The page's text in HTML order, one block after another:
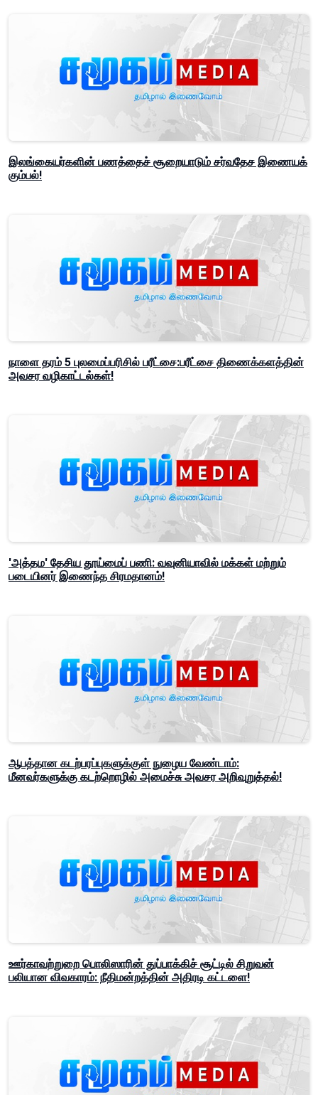
இலங்கையர்களின் பணத்தைச் சூறையாடும் சர்வதேச இணையக்
கும்பல்!
நாளை தரம் 5 புலமைப்பரிசில் பரீட்சை:பரீட்சை திணைக்களத்தின்
அவசர வழிகாட்டல்கள்!
'அத்தம' தேசிய தூய்மைப் பணி: வவுனியாவில் மக்கள் மற்றும்
படையினர் இணைந்த சிரமதானம்!
ஆபத்தான கடற்பரப்புகளுக்குள் நுழைய வேண்டாம்:
மீனவர்களுக்கு கடற்றொழில் அமைச்சு அவசர அறிவுறுத்தல்!
ஊர்காவற்றுறை பொலிஸாரின் துப்பாக்கிச் சூட்டில் சிறுவன்
பலியான விவகாரம்: நீதிமன்றத்தின் அதிரடி கட்டளை!